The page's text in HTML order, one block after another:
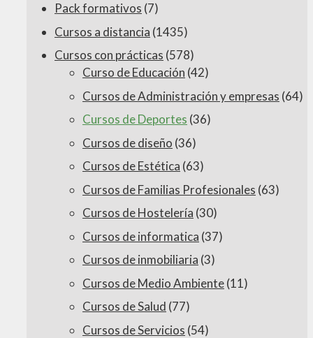
Pack formativos (7)
Cursos a distancia (1435)
Cursos con prácticas (578)
Curso de Educación (42)
Cursos de Administración y empresas (64)
Cursos de Deportes (36)
Cursos de diseño (36)
Cursos de Estética (63)
Cursos de Familias Profesionales (63)
Cursos de Hostelería (30)
Cursos de informatica (37)
Cursos de inmobiliaria (3)
Cursos de Medio Ambiente(11)
Cursos de Salud (77)
Cursos de Servicios (54)